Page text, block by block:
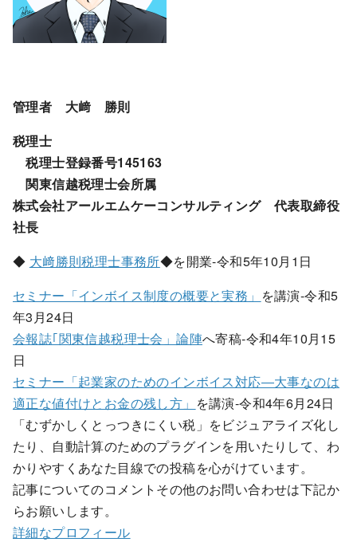
管理者 大﨑 勝則
税理士
税理士登録番号145163
関東信越税理士会所属
株式会社アールエムケーコンサルティング 代表取締役
社長
◆ 大﨑勝則税理士事務所◆を開業-令和5年10月1日
セミナー「インボイス制度の概要と実務」 を講演-令和5
年3月24日
会報誌｢関東信越税理士会」論陣へ寄稿-令和4年10月15
日
セミナー「起業家のためのインボイス対応―大事なのは
適正な値付けとお金の残し方」 を講演-令和4年6月24日
「むずかしくとっつきにくい税」をビジュアライズ化し
たり、自動計算のためのプラグインを用いたりして、わ
かりやすくあなた目線での投稿を心がけています。
記事についてのコメントその他のお問い合わせは下記か
らお願いします。
詳細なプロフィール